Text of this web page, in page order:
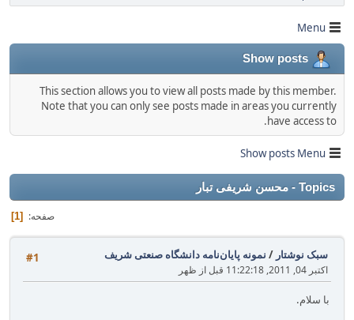
Menu
Show posts
This section allows you to view all posts made by this member.
Note that you can only see posts made in areas you currently
have access to.
Show posts Menu
Topics - محسن شریفی تبار
صفحه 1
#1 سبک نوشتار / نمونه پایان‌نامه دانشگاه صنعتی شریف
اکتبر 04, 2011, 11:22:18 قبل از ظهر
با سلام.